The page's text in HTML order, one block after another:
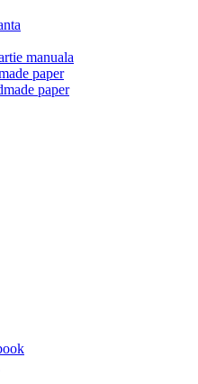
manuala
paper
paper